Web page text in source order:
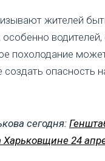
жителей
похолодание
опасность
сегодня:
Харьковщине 24